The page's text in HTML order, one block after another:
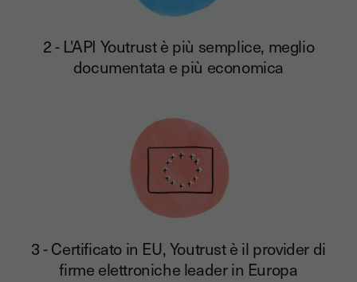
2 - L'API Youtrust è più semplice, meglio
documentata e più economica
3 - Certificato in EU, Youtrust è il provider di
firme elettroniche leader in Europa